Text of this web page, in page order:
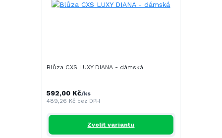
Blůza CXS LUXY DIANA - dámská
592,00 Kč/ks
489,26 Kč bez DPH
Zvolit variantu